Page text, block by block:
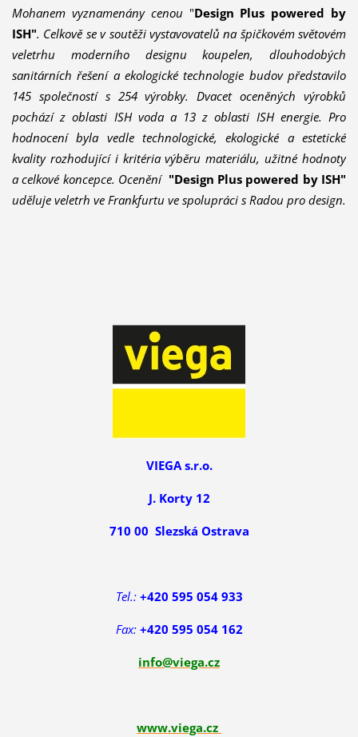
Mohanem vyznamenány cenou "Design Plus powered by
ISH". Celkově se v soutěži vystavovatelů na špičkovém světovém
veletrhu moderního designu koupelen, dlouhodobých
sanitárních řešení a ekologické technologie budov představilo
145 společností s 254 výrobky. Dvacet oceněných výrobků
pochází z oblasti ISH voda a 13 z oblasti ISH energie. Pro
hodnocení byla vedle technologické, ekologické a estetické
kvality rozhodující i kritéria výběru materiálu, užitné hodnoty
a celkové koncepce. Ocenění "Design Plus powered by ISH"
uděluje veletrh ve Frankfurtu ve spolupráci s Radou pro design.
VIEGA s.r.o.
J. Korty 12
710 00 Slezská Ostrava
Tel.: +420 595 054 933
Fax: +420 595 054 162
info@viega.cz
www.viega.cz